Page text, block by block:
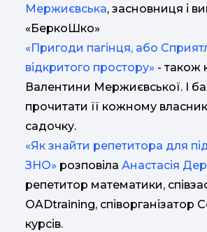
Мержиєвська, засновниця і
«БеркоШко»
«Пригоди пагінця, або
відкритого простору» - також
Валентини Мержиєвської. І
прочитати її кожному
садочку.
«Як знайти репетитора для
ЗНО» розповіла Анастасія
репетитор математики,
OADtraining, співорганізатор
курсів.